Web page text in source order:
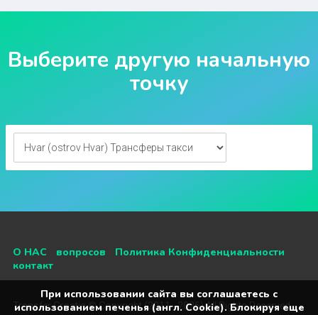
Выберите другую начальную
точку
О НАС вопросов
Политика Конфиденциальности
контакт
Transfer Croatia © Copyright (2011 - 2026) All Rights Reserved
При использовании сайта вы соглашаетесь с
использованием печенья (англ. Cookie). Блокируя еще